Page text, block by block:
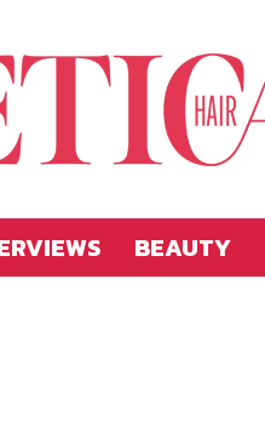
BEAUTY